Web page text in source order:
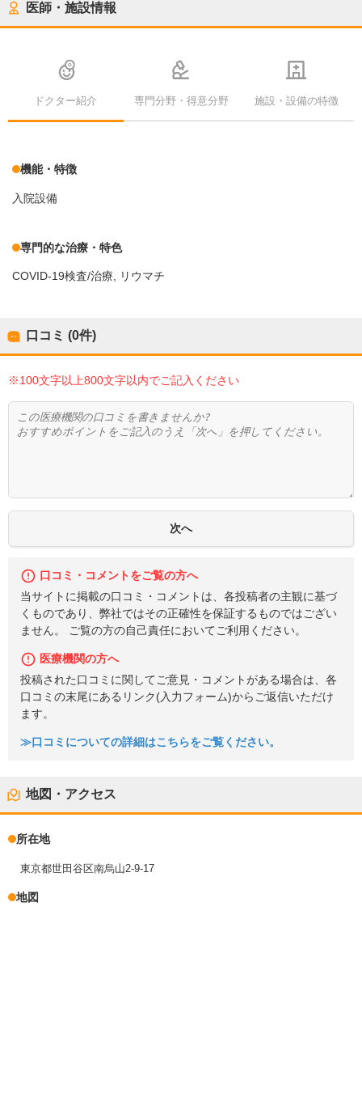
医師・施設情報
ドクター紹介 専門分野・得意分野 施設・設備の特徴
機能・特徴
入院設備
専門的な治療・特色
COVID-19検査/治療 リウマチ
口コミ (0件)
※100文字以上800文字以内でご記入ください
口コミ・コメントをご覧の方へ
当サイトに掲載の口コミ・コメントは、各投稿者の主観に基づ
くものであり、弊社ではその正確性を保証するものではござい
ません。 ご覧の方の自己責任においてご利用ください。
医療機関の方へ
投稿された口コミに関してご意見・コメントがある場合は、各
口コミの末尾にあるリンク(入力フォーム)からご返信いただけ
ます。
≫口コミについての詳細はこちらをご覧ください。
地図・アクセス
所在地
東京都世田谷区南烏山2-9-17
地図